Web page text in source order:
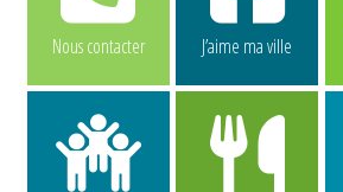
Nous contacter J’aime ma ville